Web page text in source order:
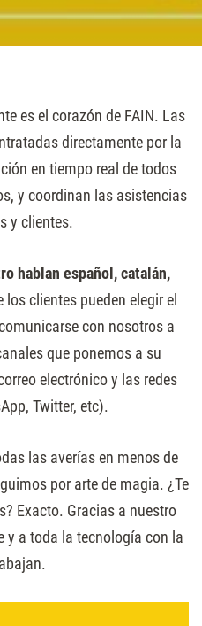
es el corazón de FAIN. Las
directamente por la
en tiempo real de todos
y coordinan las asistencias
y clientes.
hablan español, catalán,
los clientes pueden elegir el
con nosotros a
que ponemos a su
electrónico y las redes
Twitter, etc).
las averías en menos de
por arte de magia. ¿Te
Exacto. Gracias a nuestro
y a toda la tecnología con la